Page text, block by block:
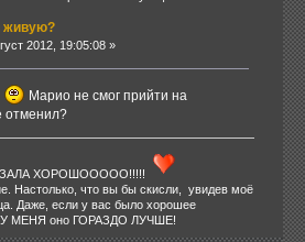
живую?
2012, 19:05:08 »
Марио не смог прийти на
отменил?
ХОРОШООООО!!!!!
Настолько, что вы бы скисли, увидев моё
Даже, если у вас было хорошее
У МЕНЯ оно ГОРАЗДО ЛУЧШЕ!